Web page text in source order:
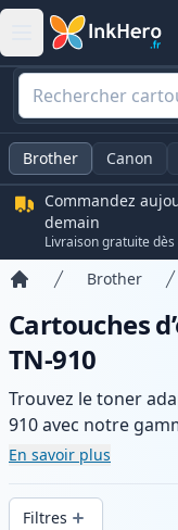
Brother Canon
Commandez
demain
Livraison gratuite dès
Brother
Cartouches
TN-910
Trouvez le toner
910 avec notre
haute capacité.
en .
En savoir plus
Filtres